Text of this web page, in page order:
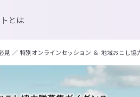
とは
／ 特別オンラインセッション ＆ 地域おこし協